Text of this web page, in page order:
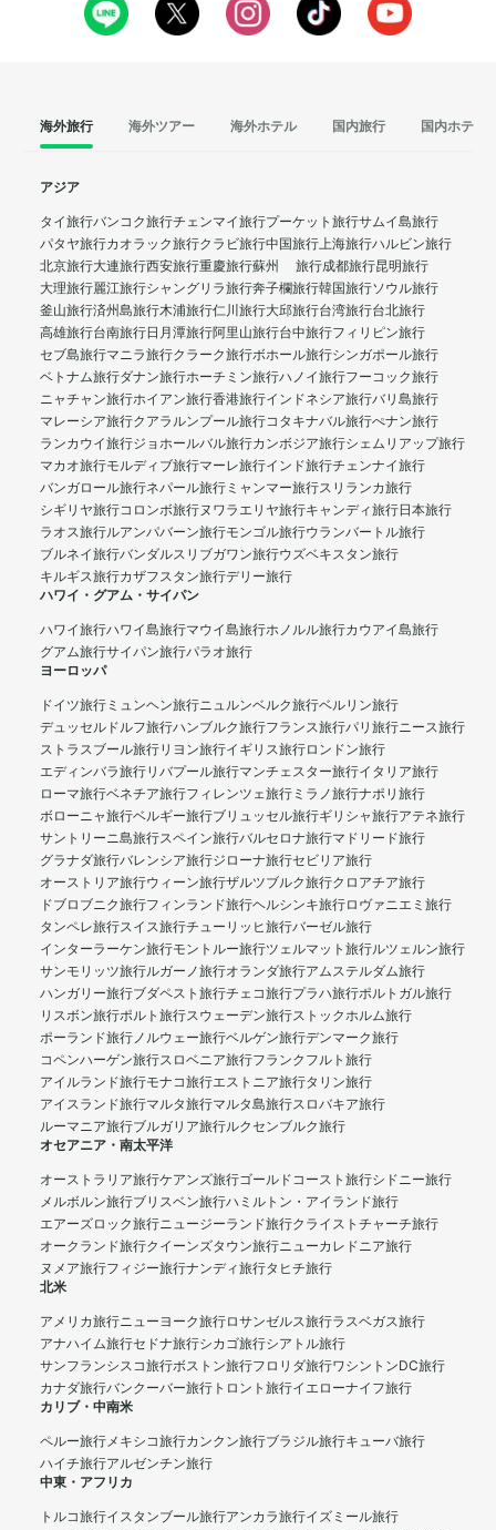
海外旅行 海外ツアー 海外ホテル 国内旅行 国内ホテル
アジア
タイ旅行バンコク旅行チェンマイ旅行プーケット旅行サムイ島旅行
パタヤ旅行カオラック旅行クラビ旅行中国旅行上海旅行ハルビン旅行
北京旅行大連旅行西安旅行重慶旅行蘇州 旅行成都旅行昆明旅行
大理旅行麗江旅行シャングリラ旅行奔子欄旅行韓国旅行ソウル旅行
釜山旅行済州島旅行木浦旅行仁川旅行大邱旅行台湾旅行台北旅行
高雄旅行台南旅行日月潭旅行阿里山旅行台中旅行フィリピン旅行
セブ島旅行マニラ旅行クラーク旅行ボホール旅行シンガポール旅行
ベトナム旅行ダナン旅行ホーチミン旅行ハノイ旅行フーコック旅行
ニャチャン旅行ホイアン旅行香港旅行インドネシア旅行バリ島旅行
マレーシア旅行クアラルンプール旅行コタキナバル旅行ぺナン旅行
ランカウイ旅行ジョホールバル旅行カンボジア旅行シェムリアップ旅行
マカオ旅行モルディブ旅行マーレ旅行インド旅行チェンナイ旅行
バンガロール旅行ネパール旅行 ミャンマー旅行スリランカ旅行
シギリヤ旅行コロンボ旅行ヌワラエリヤ旅行キャンディ旅行日本旅行
ラオス旅行ルアンパバーン旅行モンゴル旅行ウランバートル旅行
ブルネイ旅行バンダルスリブガワン旅行ウズベキスタン旅行
キルギス旅行カザフスタン旅行デリー旅行
ハワイ・グアム・サイパン
ハワイ旅行ハワイ島旅行マウイ島旅行ホノルル旅行カウアイ島旅行
グアム旅行サイパン旅行パラオ旅行
ヨーロッパ
ドイツ旅行 ミュンヘン旅行ニュルンベルク旅行ベルリン旅行
デュッセルドルフ旅行ハンブルク旅行フランス旅行パリ旅行ニース旅行
ストラスブール旅行リヨン旅行イギリス旅行ロンドン旅行
エディンバラ旅行リバプール旅行マンチェスター旅行イタリア旅行
ローマ旅行ベネチア旅行フィレンツェ旅行 ミラノ旅行ナポリ旅行
ボローニャ旅行ベルギー旅行ブリュッセル旅行ギリシャ旅行アテネ旅行
サントリーニ島旅行スペイン旅行バルセロナ旅行マドリード旅行
グラナダ旅行バレンシア旅行ジローナ旅行セビリア旅行
オーストリア旅行ウィーン旅行ザルツブルク旅行クロアチア旅行
ドブロブニク旅行フィンランド旅行ヘルシンキ旅行ロヴァニエミ旅行
タンペレ旅行スイス旅行チューリッヒ旅行バーゼル旅行
インターラーケン旅行モントルー旅行ツェルマット旅行ルツェルン旅行
サンモリッツ旅行ルガーノ旅行オランダ旅行アムステルダム旅行
ハンガリー旅行ブダペスト旅行チェコ旅行プラハ旅行ポルトガル旅行
リスボン旅行ポルト旅行スウェーデン旅行ストックホルム旅行
ポーランド旅行ノルウェー旅行ベルゲン旅行デンマーク旅行
コペンハーゲン旅行スロベニア旅行フランクフルト旅行
アイルランド旅行モナコ旅行エストニア旅行タリン旅行
アイスランド旅行マルタ旅行マルタ島旅行スロバキア旅行
ルーマニア旅行ブルガリア旅行ルクセンブルク旅行
オセアニア・南太平洋
オーストラリア旅行ケアンズ旅行ゴールドコースト旅行シドニー旅行
メルボルン旅行ブリスベン旅行ハミルトン・アイランド旅行
エアーズロック旅行ニュージーランド旅行クライストチャーチ旅行
オークランド旅行クイーンズタウン旅行ニューカレドニア旅行
ヌメア旅行フィジー旅行ナンディ旅行タヒチ旅行
北米
アメリカ旅行ニューヨーク旅行ロサンゼルス旅行ラスベガス旅行
アナハイム旅行セドナ旅行シカゴ旅行シアトル旅行
サンフランシスコ旅行ボストン旅行フロリダ旅行ワシントンDC旅行
カナダ旅行バンクーバー旅行 トロント旅行イエローナイフ旅行
カリブ・中南米
ペルー旅行メキシコ旅行カンクン旅行ブラジル旅行キューバ旅行
ハイチ旅行アルゼンチン旅行
中東・アフリカ
トルコ旅行イスタンブール旅行アンカラ旅行イズミール旅行